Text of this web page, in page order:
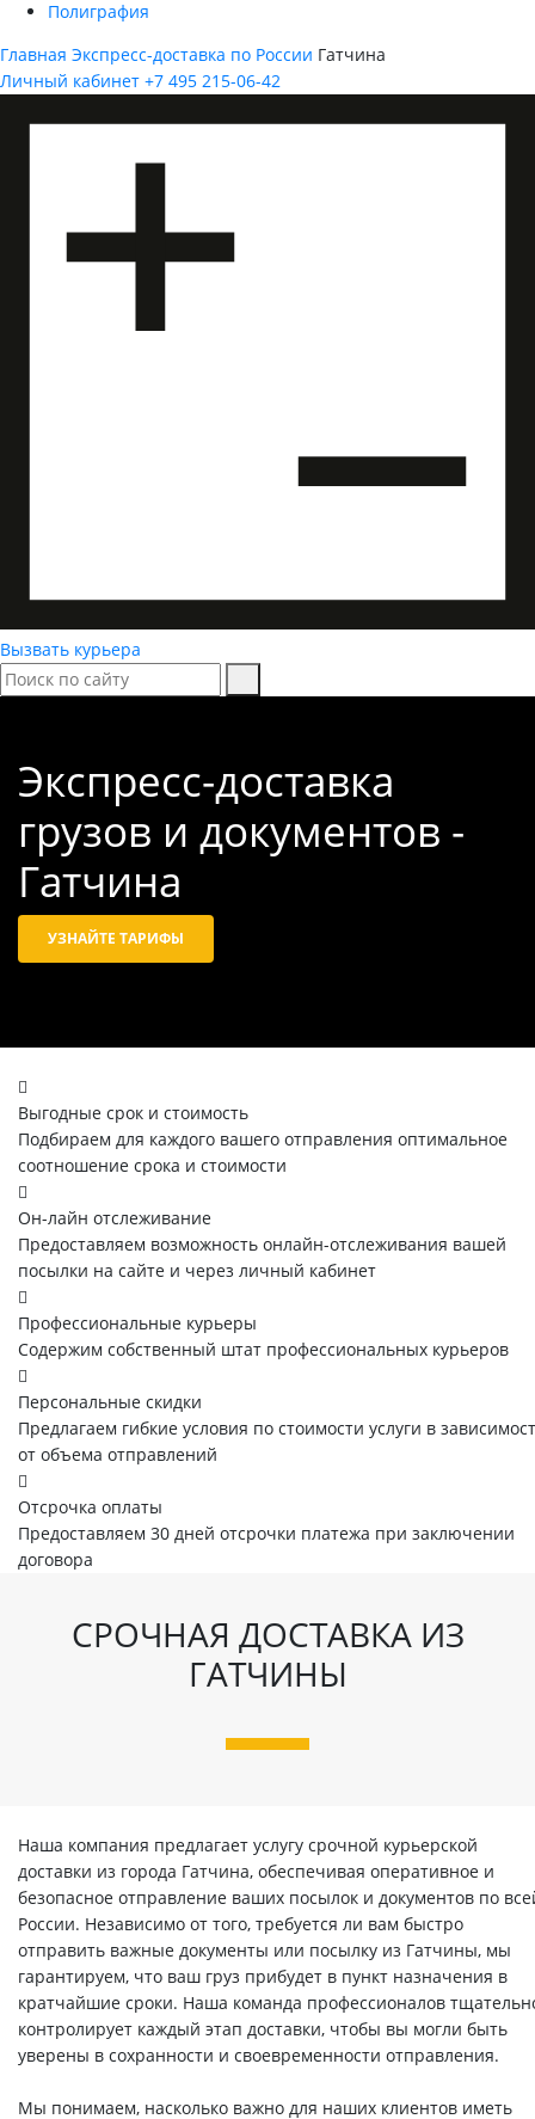
Полиграфия
Главная Экспресс-доставка по России Гатчина
Личный кабинет +7 495 215-06-42
Вызвать курьера
Экспресс-доставка
грузов и документов -
Гатчина
УЗНАЙТЕ ТАРИФЫ
Выгодные срок и стоимость
Подбираем для каждого вашего отправления оптимальное
соотношение срока и стоимости
Он-лайн отслеживание
Предоставляем возможность онлайн-отслеживания вашей
посылки на сайте и через личный кабинет
Профессиональные курьеры
Содержим собственный штат профессиональных курьеров
Персональные скидки
Предлагаем гибкие условия по стоимости услуги в
от объема отправлений
Отсрочка оплаты
Предоставляем 30 дней отсрочки платежа при заключении
договора
СРОЧНАЯ ДОСТАВКА ИЗ
ГАТЧИНЫ
Наша компания предлагает услугу срочной курьерской
доставки из города Гатчина, обеспечивая оперативное и
безопасное отправление ваших посылок и документов по
России. Независимо от того, требуется ли вам быстро
отправить важные документы или посылку из Гатчины, мы
гарантируем, что ваш груз прибудет в пункт назначения в
кратчайшие сроки. Наша команда профессионалов
контролирует каждый этап доставки, чтобы вы могли быть
уверены в сохранности и своевременности отправления.
Мы понимаем, насколько важно для наших клиентов иметь